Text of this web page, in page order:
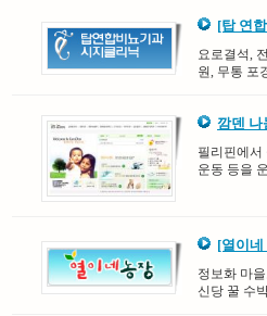
[탑 연
요로결석,
원, 무통 포
깜덴 나
필리핀에서
운동 등을
[열이
정보화 마
신당 꿀 수